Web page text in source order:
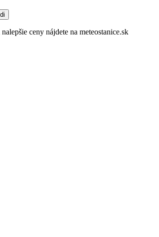
ceny nájdete na meteostanice.sk